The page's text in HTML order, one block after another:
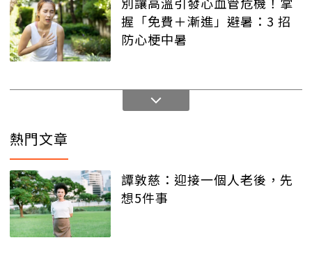
握「免費＋漸進」避暑：3 招
防心梗中暑
熱門文章
譚敦慈：迎接一個人老後，先
想5件事